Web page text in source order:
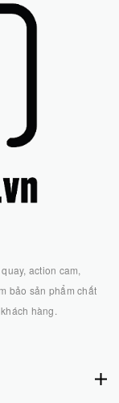
action cam,
bảo sản phẩm chất
hàng.